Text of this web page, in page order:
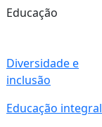
Educação
Diversidade e
inclusão
Educação integral